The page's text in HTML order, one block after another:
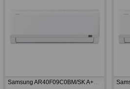
Samsung AR40F09C0BM/SK A++ 9000 BTU Inverter Duvar Tipi Klima